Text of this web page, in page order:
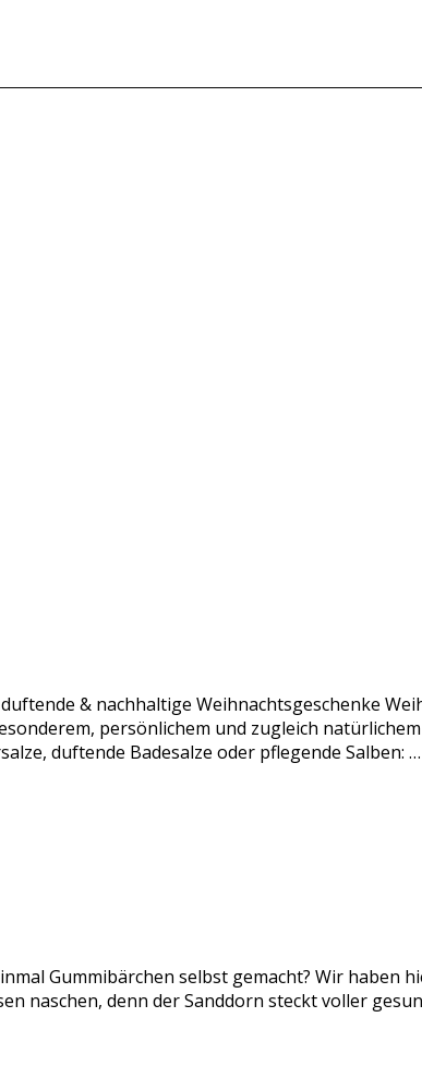
& nachhaltige Weihnachtsgeschenke
persönlichem und zugleich
duftende Badesalze oder pflegende Salben: …
Gummibärchen selbst gemacht? Wir haben
naschen, denn der Sanddorn steckt voller